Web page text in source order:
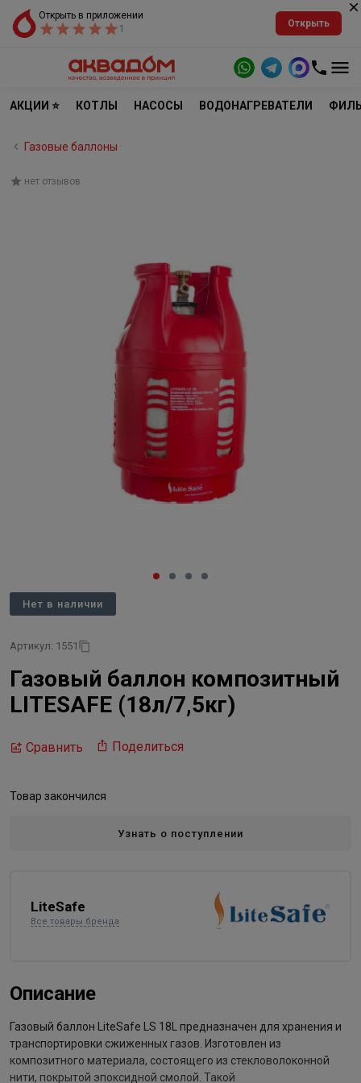
Открыть в приложении
1
Открыть
АКЦИИ ⭐ КОТЛЫ НАСОСЫ ВОДОНАГРЕВАТЕЛИ
Газовые баллоны
нет отзывов
Нет в наличии
Артикул: 1551
Газовый баллон композитный
LITESAFE (18л/7,5кг)
Сравнить Поделиться
Товар закончился
Узнать о поступлении
LiteSafe
Все товары бренда
Описание
Газовый баллон LiteSafe LS 18L предназначен для хранения и
транспортировки сжиженных газов. Изготовлен из
композитного материала, состоящего из стекловолоконной
нити, покрытой эпоксидной смолой. Такой